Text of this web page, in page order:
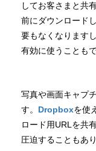
してお客さまと共
前にダウンロード
要もなくなります
有効に使うこともで
写真や画面キャプ
す。 Dropboxを使
ロード用URLを共
圧迫することもあ